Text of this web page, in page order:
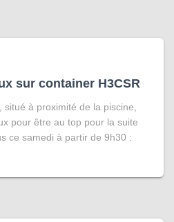
sur container H3CSR
à proximité de la piscine,
pour être au top pour la suite
ce samedi à partir de 9h30 :